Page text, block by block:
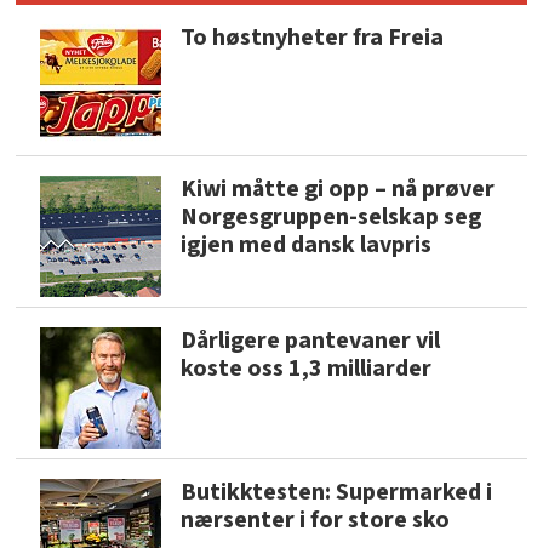
To høstnyheter fra Freia
Kiwi måtte gi opp – nå prøver
Norgesgruppen-selskap seg
igjen med dansk lavpris
Dårligere pantevaner vil
koste oss 1,3 milliarder
Butikktesten: Supermarked i
nærsenter i for store sko